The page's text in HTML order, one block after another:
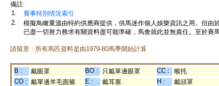
備註:
1.
賽事特別情況索引
2.
模擬鳥瞰重溫由特約供應商提供，供馬迷作個人娛樂資訊之用。但
已盡一切努力務求有關資料盡可能準確，馬會就此並無責任。至於賽
請留意 : 所有馬匹資料是由1979-80馬季開始計算
B : 戴眼罩 BO : 只戴單邊眼罩 CC :
喉托
CO : 戴單邊羊毛面箍 E : 戴耳塞 H :
戴頭罩